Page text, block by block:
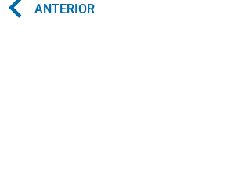
ANTERIOR